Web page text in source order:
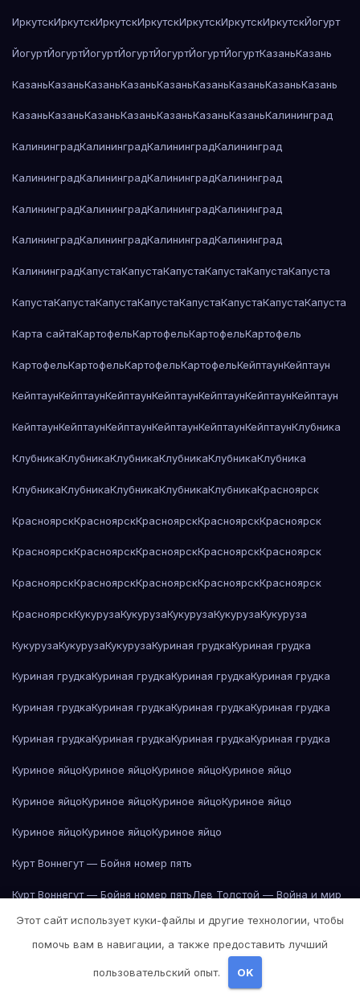
ИркутскИркутскИркутскИркутскИркутскИркутскИркутскЙогурт
ЙогуртЙогуртЙогуртЙогуртЙогуртЙогуртЙогуртКазаньКазань
КазаньКазаньКазаньКазаньКазаньКазаньКазаньКазаньКазань
КазаньКазаньКазаньКазаньКазаньКазаньКазаньКалининград
КалининградКалининградКалининградКалининград
КалининградКалининградКалининградКалининград
КалининградКалининградКалининградКалининград
КалининградКалининградКалининградКалининград
КалининградКапустаКапустаКапустаКапустаКапустаКапуста
КапустаКапустаКапустаКапустаКапустаКапустаКапустаКапуста
Карта сайтаКартофельКартофельКартофельКартофель
КартофельКартофельКартофельКартофельКейптаунКейптаун
КейптаунКейптаунКейптаунКейптаунКейптаунКейптаунКейптаун
КейптаунКейптаунКейптаунКейптаунКейптаунКейптаунКлубника
КлубникаКлубникаКлубникаКлубникаКлубникаКлубника
КлубникаКлубникаКлубникаКлубникаКлубникаКрасноярск
КрасноярскКрасноярскКрасноярскКрасноярскКрасноярск
КрасноярскКрасноярскКрасноярскКрасноярскКрасноярск
КрасноярскКрасноярскКрасноярскКрасноярскКрасноярск
КрасноярскКукурузаКукурузаКукурузаКукурузаКукуруза
КукурузаКукурузаКукурузаКуриная грудкаКуриная грудка
Куриная грудкаКуриная грудкаКуриная грудкаКуриная грудка
Куриная грудкаКуриная грудкаКуриная грудкаКуриная грудка
Куриная грудкаКуриная грудкаКуриная грудкаКуриная грудка
Куриное яйцоКуриное яйцоКуриное яйцоКуриное яйцо
Куриное яйцоКуриное яйцоКуриное яйцоКуриное яйцо
Куриное яйцоКуриное яйцоКуриное яйцо
Курт Воннегут — Бойня номер пять
Курт Воннегут — Бойня номер пятьЛев Толстой — Война и мир
Лев Толстой — Война и мирЛев Толстой — Война и мир
Лев Толстой — Война и мир
Лев Толстой — Война и мир
Этот сайт использует куки-файлы и другие технологии, чтобы
помочь вам в навигации, а также предоставить лучший
пользовательский опыт. OK